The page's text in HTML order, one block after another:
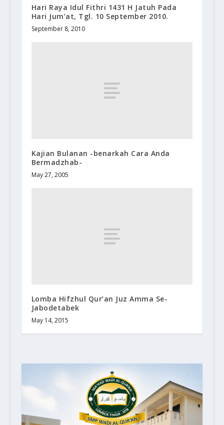
Hari Raya Idul Fithri 1431 H Jatuh Pada
Hari Jum’at, Tgl. 10 September 2010.
September 8, 2010
Kajian Bulanan -benarkah Cara Anda
Bermadzhab-
May 27, 2005
Lomba Hifzhul Qur’an Juz Amma Se-
Jabodetabek
May 14, 2015